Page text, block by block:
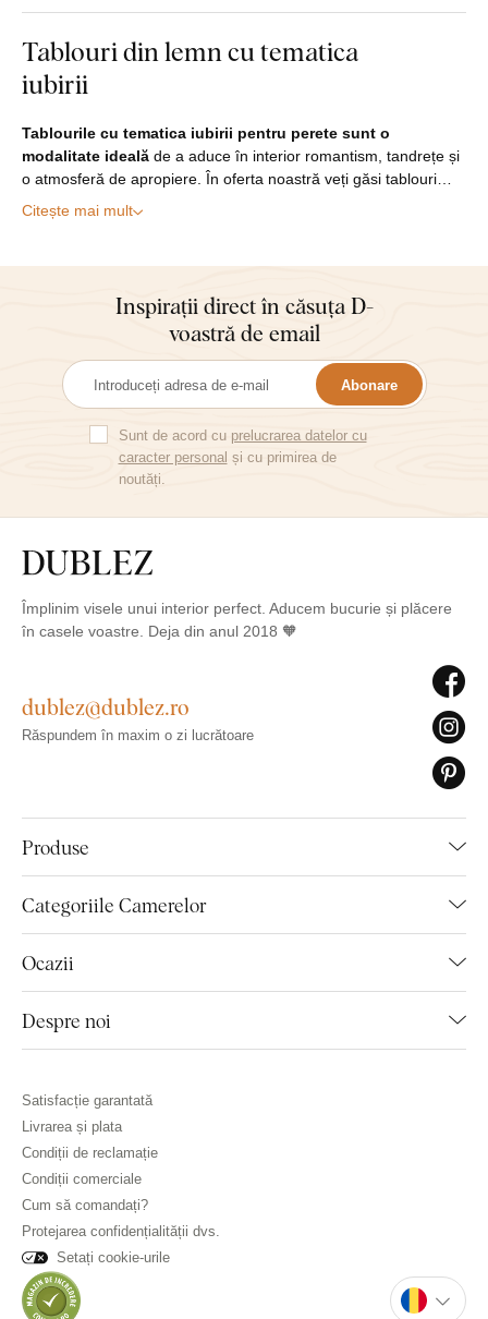
Tablouri din lemn cu tematica
iubirii
Tablourile cu tematica iubirii pentru perete sunt o
modalitate ideală de a aduce în interior romantism, tandrețe și
o atmosferă de apropiere. În oferta noastră veți găsi tablouri…
Citește mai mult
Inspirații direct în căsuța D-
voastră de email
Abonare
Sunt de acord cu prelucrarea datelor cu
caracter personal și cu primirea de
noutăți.
Împlinim visele unui interior perfect. Aducem bucurie și plăcere
în casele voastre. Deja din anul 2018 🧡
Produse
Categoriile Camerelor
Ocazii
Despre noi
dublez@dublez.ro
Răspundem în maxim o zi lucrătoare
Satisfacție garantată
Livrarea și plata
Condiții de reclamație
Condiții comerciale
Cum să comandați?
Protejarea confidențialității dvs.
Setați cookie-urile